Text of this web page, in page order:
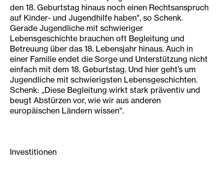
den 18. Geburtstag hinaus noch einen Rechtsanspruch
auf Kinder- und Jugendhilfe haben", so Schenk.
Gerade Jugendliche mit schwieriger
Lebensgeschichte brauchen oft Begleitung und
Betreuung über das 18. Lebensjahr hinaus. Auch in
einer Familie endet die Sorge und Unterstützung nicht
einfach mit dem 18. Geburtstag. Und hier geht’s um
Jugendliche mit schwierigsten Lebensgeschichten.
Schenk: „Diese Begleitung wirkt stark präventiv und
beugt Abstürzen vor, wie wir aus anderen
europäischen Ländern wissen".
Investitionen